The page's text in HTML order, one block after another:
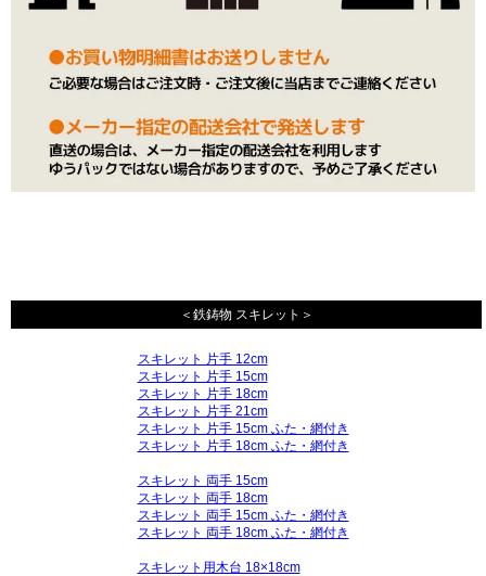
＜鉄鋳物 スキレット＞
スキレット 片手 12cm
スキレット 片手 15cm
スキレット 片手 18cm
スキレット 片手 21cm
スキレット 片手 15cm ふた・網付き
スキレット 片手 18cm ふた・網付き
スキレット 両手 15cm
スキレット 両手 18cm
スキレット 両手 15cm ふた・網付き
スキレット 両手 18cm ふた・網付き
スキレット用木台 18×18cm